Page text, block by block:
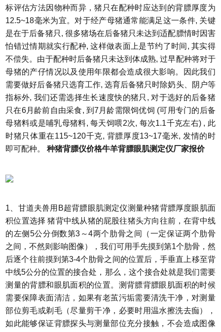
标评估方法因物种而异，猪只在配种时应达到的背膘厚度为
12.5~18毫米为宜。对于经产母猪通常能满足这一条件, 关键
是在于后备猪只, 很多猪场在后备猪只未达到适配膘情时因害
怕错过情期就实行配种, 这样做表面上是节约了时间, 其实得
不偿失。由于配种时后备猪只未达到体成熟, 过早配种将对于
母猪的产仔情况以及使用年限都会造成很大影响。因此我们
需要做好后备猪只选育工作, 选育后备猪只时除奶头、阴户等
指标外, 我们还需选择生长速度快的猪只, 对于选好的后备猪
只在6月龄前自由采食, 到7月龄需限饲优饲 (可用专门的后备
母猪料或是哺乳母猪料, 每天饲喂2次, 每次1.1千克左右) , 此
时猪只体重在115~120千克, 背膘厚度13~17毫米, 发情的时
即可配种。种猪背膘仪价格牛羊背膘眼肌测定仪厂家报价
1、甘道夫兽用B超背膘眼肌测定仪测量种猪背膘厚度眼肌面
积位置选择 猪背中线从猪的屁股往猪头方向往前，在背中线
的左侧5公分倒数第3～4两个肋骨之间（一定保证两个肋骨
之间，不然则影响图像），我们可用手先摸到第1个肋骨，然
后逐个往前摸到第3-4个肋骨之间的位置后，手垂直上移至背
中线5公分的位置的接合处，那么，这个接合处就是我们需要
测量的背膘和眼肌面积的位置。测背膘背膘眼肌面积的时候
需要保障表面清洁，如果有老茧污垢需要清洗干净，对测量
部位剪毛或剃毛（尽量剪干净，必要时用温水擦洗去痂），
如此能够保证背膘探头与测量部位充分接触，不会造成图像